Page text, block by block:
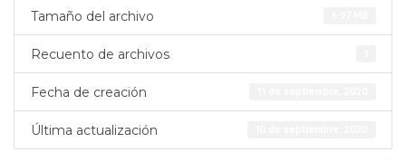
Tamaño del archivo
Recuento de archivos
Fecha de creación
Última actualización